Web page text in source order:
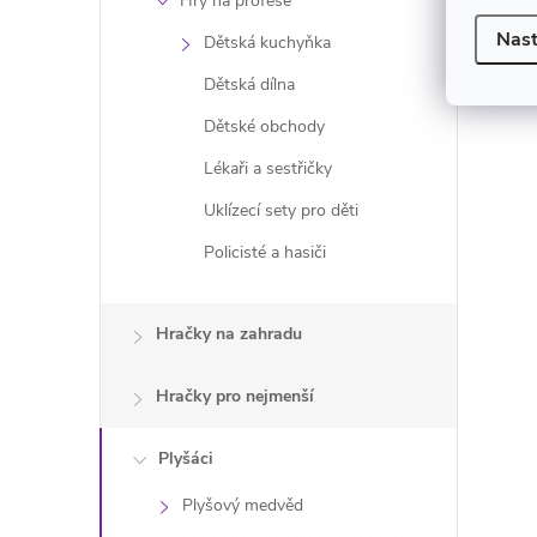
Dětská kuchyňka
Dětská dílna
Dětské obchody
Lékaři a sestřičky
Uklízecí sety pro děti
Policisté a hasiči
Hračky na zahradu
Hračky pro nejmenší
Plyšáci
Plyšový medvěd